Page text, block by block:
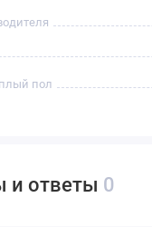
пол
и ответы 0